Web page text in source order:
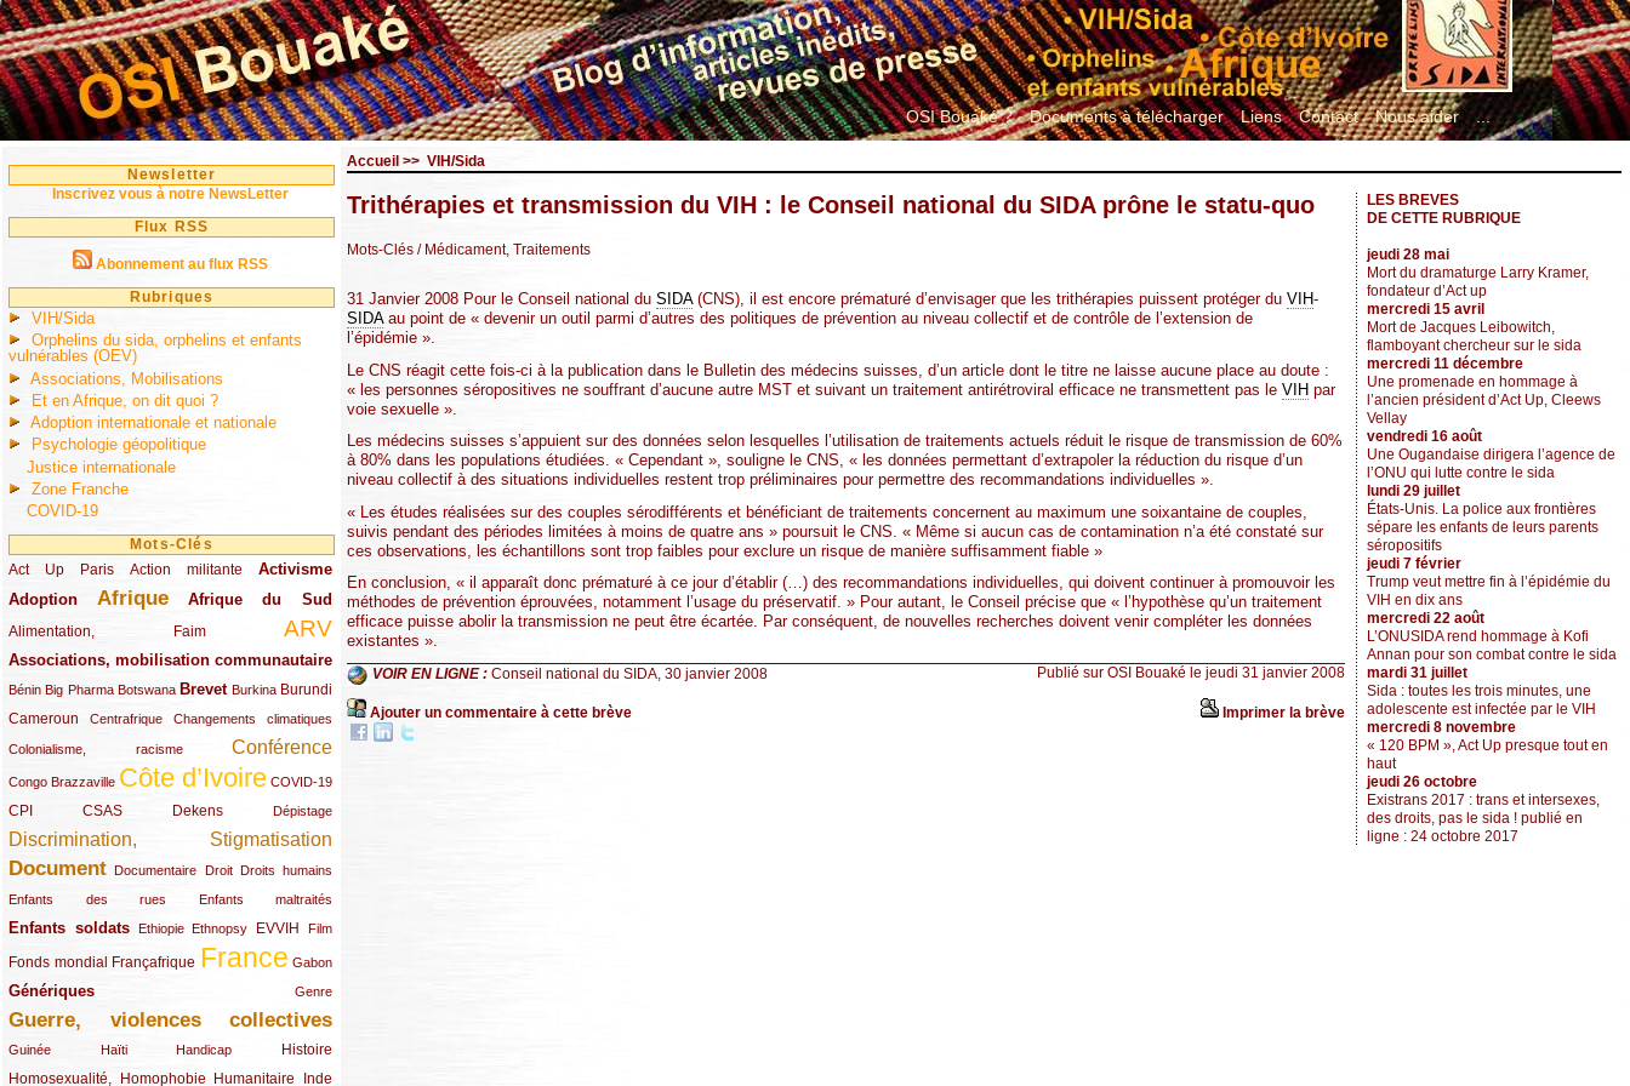
OSI Bouaké ? Documents à télécharger Liens Contact Nous aider ...
Newsletter
Inscrivez vous à notre NewsLetter
Flux RSS
Abonnement au flux RSS
Rubriques
VIH/Sida
Orphelins du sida, orphelins et enfants
vulnérables (OEV)
Associations, Mobilisations
Et en Afrique, on dit quoi ?
Adoption internationale et nationale
Psychologie géopolitique
Justice internationale
Zone Franche
COVID-19
Mots-Clés
Act Up Paris
(49/289) Action militante
(32/289) Activisme
(73/289)
Adoption
(82/289) Afrique
(161/289) Afrique du Sud
(73/289)
Alimentation, Faim
(48/289) ARV
(203/289)
Associations, mobilisation communautaire
(65/289)
Bénin
(13/289)Big Pharma
(16/289) Botswana
(9/289) Brevet
(83/289) Burkina
(18/289) Burundi
(30/289)
Cameroun
(47/289) Centrafrique
(23/289) Changements climatiques
(10/289)
Colonialisme, racisme
(19/289) Conférence
(118/289)
Congo Brazzaville
(24/289) Côte d’Ivoire
(263/289) COVID-19
(13/289)
CPI
(48/289) CSAS
(32/289) Dekens
(29/289) Dépistage
(19/289)
Discrimination, Stigmatisation
(131/289)
Document
(145/289) Documentaire
(9/289) Droit
(20/289) Droits humains
(22/289)
Enfants des rues
(21/289) Enfants maltraités
(10/289)
Enfants soldats
(68/289) Ethiopie
(12/289) Ethnopsy
(15/289) EVVIH
(55/289) Film
(22/289)
Fonds mondial
(48/289) Françafrique
(39/289) France
(289/289) Gabon
(12/289)
Génériques
(59/289) Genre
(22/289)
Guerre, violences collectives
(149/289)
Guinée
(12/289) Haïti
(15/289) Handicap
(10/289) Histoire
(49/289)
Homosexualité, Homophobie
(44/289) Humanitaire
(47/289) Inde
(34/289)
Accueil >> VIH/Sida
Trithérapies et transmission du VIH : le Conseil national du SIDA prône le statu-quo
Mots-Clés / Médicament, Traitements
31 Janvier 2008 Pour le Conseil national du SIDA(CNS), il est encore prématuré d’envisager que les trithérapies puissent protéger du VIH-
SIDAau point de « devenir un outil parmi d’autres des politiques de prévention au niveau collectif et de contrôle de l’extension de
l’épidémie ».
Le CNS réagit cette fois-ci à la publication dans le Bulletin des médecins suisses, d’un article dont le titre ne laisse aucune place au doute :
« les personnes séropositives ne souffrant d’aucune autre MST et suivant un traitement antirétroviral efficace ne transmettent pas le VIH par
voie sexuelle ».
Les médecins suisses s’appuient sur des données selon lesquelles l’utilisation de traitements actuels réduit le risque de transmission de 60%
à 80% dans les populations étudiées. « Cependant », souligne le CNS, « les données permettant d’extrapoler la réduction du risque d’un
niveau collectif à des situations individuelles restent trop préliminaires pour permettre des recommandations individuelles ».
« Les études réalisées sur des couples sérodifférents et bénéficiant de traitements concernent au maximum une soixantaine de couples,
suivis pendant des périodes limitées à moins de quatre ans » poursuit le CNS. « Même si aucun cas de contamination n’a été constaté sur
ces observations, les échantillons sont trop faibles pour exclure un risque de manière suffisamment fiable »
En conclusion, « il apparaît donc prématuré à ce jour d’établir (…) des recommandations individuelles, qui doivent continuer à promouvoir les
méthodes de prévention éprouvées, notamment l’usage du préservatif. » Pour autant, le Conseil précise que « l’hypothèse qu’un traitement
efficace puisse abolir la transmission ne peut être écartée. Par conséquent, de nouvelles recherches doivent venir compléter les données
existantes ».
VOIR EN LIGNE : Conseil national du SIDA, 30 janvier 2008 Publié sur OSI Bouaké le jeudi 31 janvier 2008
Ajouter un commentaire à cette brève Imprimer la brève
LES BREVES
DE CETTE RUBRIQUE
jeudi 28 mai
Mort du dramaturge Larry Kramer,
fondateur d’Act up
mercredi 15 avril
Mort de Jacques Leibowitch,
flamboyant chercheur sur le sida
mercredi 11 décembre
Une promenade en hommage à
l’ancien président d’Act Up, Cleews
Vellay
vendredi 16 août
Une Ougandaise dirigera l’agence de
l’ONU qui lutte contre le sida
lundi 29 juillet
États-Unis. La police aux frontières
sépare les enfants de leurs parents
séropositifs
jeudi 7 février
Trump veut mettre fin à l’épidémie du
VIH en dix ans
mercredi 22 août
L’ONUSIDA rend hommage à Kofi
Annan pour son combat contre le sida
mardi 31 juillet
Sida : toutes les trois minutes, une
adolescente est infectée par le VIH
mercredi 8 novembre
« 120 BPM », Act Up presque tout en
haut
jeudi 26 octobre
Existrans 2017 : trans et intersexes,
des droits, pas le sida ! publié en
ligne : 24 octobre 2017